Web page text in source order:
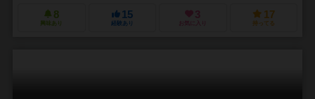
8
興味あり
15
経験あり
3
お気に入り
17
持ってる